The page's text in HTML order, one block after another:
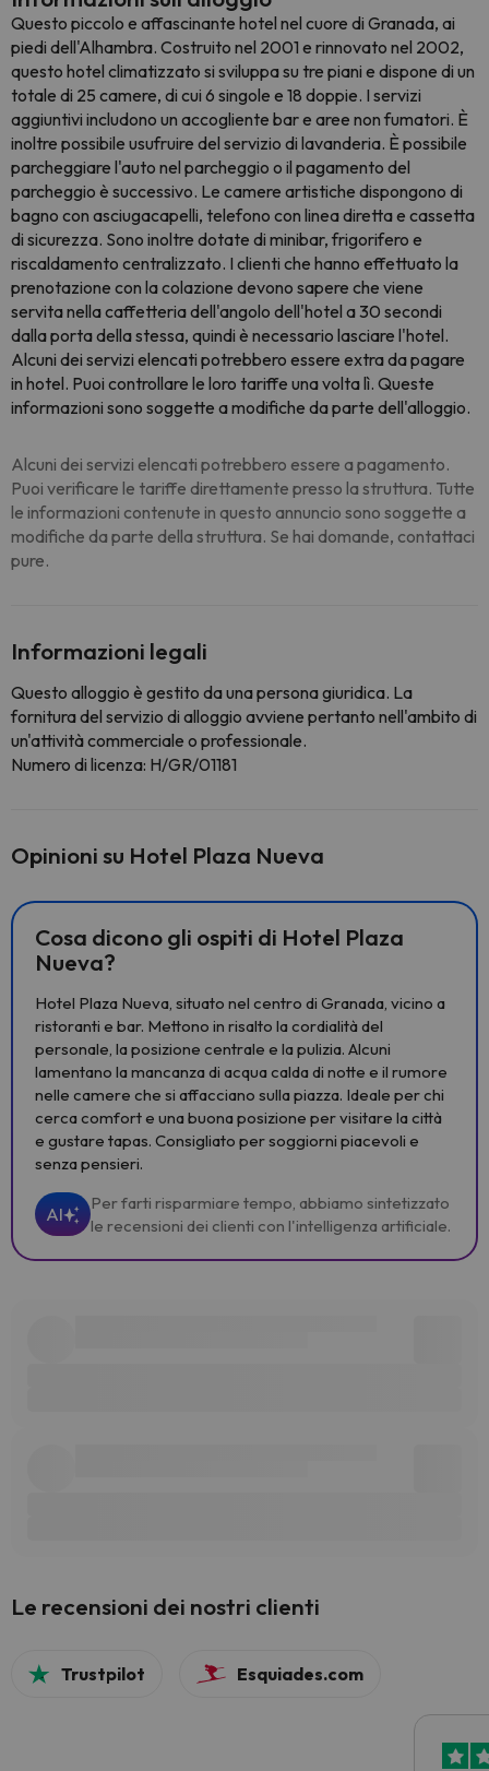
Questo piccolo e affascinante hotel nel cuore di Granada, ai
piedi dell'Alhambra. Costruito nel 2001 e rinnovato nel 2002,
questo hotel climatizzato si sviluppa su tre piani e dispone di un
totale di 25 camere, di cui 6 singole e 18 doppie. I servizi
aggiuntivi includono un accogliente bar e aree non fumatori. È
inoltre possibile usufruire del servizio di lavanderia. È possibile
parcheggiare l'auto nel parcheggio o il pagamento del
parcheggio è successivo. Le camere artistiche dispongono di
bagno con asciugacapelli, telefono con linea diretta e cassetta
di sicurezza. Sono inoltre dotate di minibar, frigorifero e
riscaldamento centralizzato. I clienti che hanno effettuato la
prenotazione con la colazione devono sapere che viene
servita nella caffetteria dell'angolo dell'hotel a 30 secondi
dalla porta della stessa, quindi è necessario lasciare l'hotel.
Alcuni dei servizi elencati potrebbero essere extra da pagare
in hotel. Puoi controllare le loro tariffe una volta lì. Queste
informazioni sono soggette a modifiche da parte dell'alloggio.
Alcuni dei servizi elencati potrebbero essere a pagamento.
Puoi verificare le tariffe direttamente presso la struttura. Tutte
le informazioni contenute in questo annuncio sono soggette a
modifiche da parte della struttura. Se hai domande, contattaci
pure.
Informazioni legali
Questo alloggio è gestito da una persona giuridica. La
fornitura del servizio di alloggio avviene pertanto nell'ambito di
un'attività commerciale o professionale.
Numero di licenza: H/GR/01181
Opinioni su Hotel Plaza Nueva
Cosa dicono gli ospiti di Hotel Plaza
Nueva?
Hotel Plaza Nueva, situato nel centro di Granada, vicino a
ristoranti e bar. Mettono in risalto la cordialità del
personale, la posizione centrale e la pulizia. Alcuni
lamentano la mancanza di acqua calda di notte e il rumore
nelle camere che si affacciano sulla piazza. Ideale per chi
cerca comfort e una buona posizione per visitare la città
e gustare tapas. Consigliato per soggiorni piacevoli e
senza pensieri.
AI
Per farti risparmiare tempo, abbiamo sintetizzato
le recensioni dei clienti con l'intelligenza artificiale.
Le recensioni dei nostri clienti
Trustpilot Esquiades.com